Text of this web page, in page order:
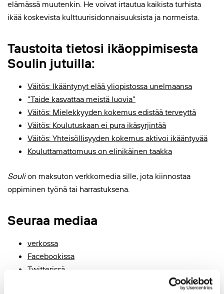
elämässä muutenkin. He voivat irtautua kaikista turhista
ikää koskevista kulttuurisidonnaisuuksista ja normeista.
Taustoita tietosi ikäoppimisesta
Soulin jutuilla:
Väitös: Ikääntynyt elää yliopistossa unelmaansa
”Taide kasvattaa meistä luovia”
Väitös: Mielekkyyden kokemus edistää terveyttä
Väitös: Koulutuskaan ei pura ikäsyrjintää
Väitös: Yhteisöllisyyden kokemus aktivoi ikääntyvää
Kouluttamattomuus on elinikäinen taakka
Soulion maksuton verkkomedia sille, jota kiinnostaa
oppiminen työnä tai harrastuksena.
Seuraa mediaa
verkossa
Facebookissa
Twitterissä.